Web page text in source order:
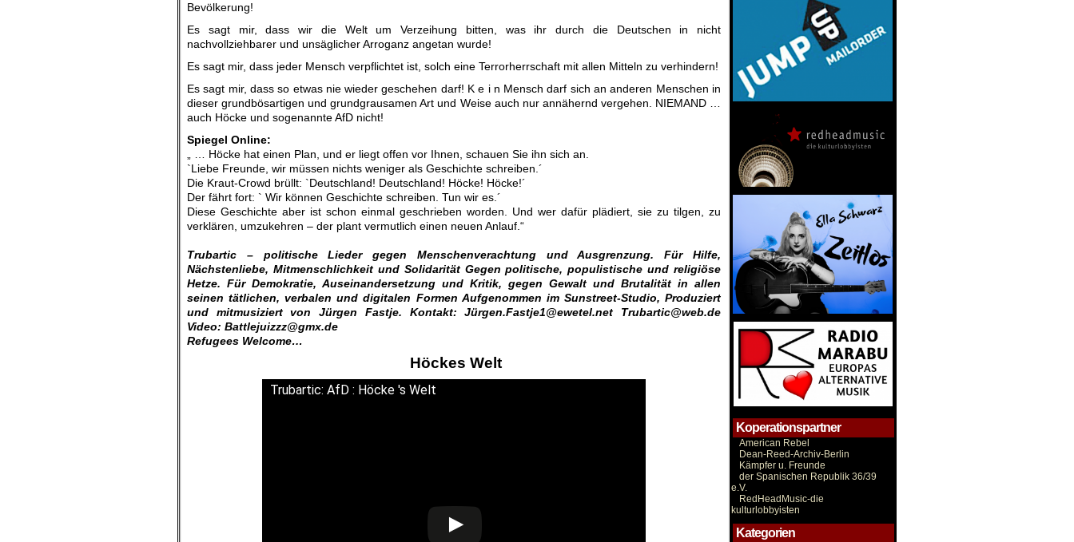
Bevölkerung!
Es sagt mir, dass wir die Welt um Verzeihung bitten, was ihr durch die Deutschen in nicht
nachvollziehbarer und unsäglicher Arroganz angetan wurde!
Es sagt mir, dass jeder Mensch verpflichtet ist, solch eine Terrorherrschaft mit allen Mitteln zu verhindern!
Es sagt mir, dass so etwas nie wieder geschehen darf! K e i n Mensch darf sich an anderen Menschen in
dieser grundbösartigen und grundgrausamen Art und Weise auch nur annähernd vergehen. NIEMAND …
auch Höcke und sogenannte AfD nicht!
Spiegel Online:
„ … Höcke hat einen Plan, und er liegt offen vor Ihnen, schauen Sie ihn sich an.
`Liebe Freunde, wir müssen nichts weniger als Geschichte schreiben.´
Die Kraut-Crowd brüllt: `Deutschland! Deutschland! Höcke! Höcke!´
Der fährt fort: ` Wir können Geschichte schreiben. Tun wir es.´
Diese Geschichte aber ist schon einmal geschrieben worden. Und wer dafür plädiert, sie zu tilgen, zu
verklären, umzukehren – der plant vermutlich einen neuen Anlauf.“
Trubartic – politische Lieder gegen Menschenverachtung und Ausgrenzung. Für Hilfe,
Nächstenliebe, Mitmenschlichkeit und Solidarität Gegen politische, populistische und religiöse
Hetze. Für Demokratie, Auseinandersetzung und Kritik, gegen Gewalt und Brutalität in allen
seinen tätlichen, verbalen und digitalen Formen Aufgenommen im Sunstreet-Studio, Produziert
und mitmusiziert von Jürgen Fastje. Kontakt: Jürgen.Fastje1@ewetel.net Trubartic@web.de
Video: Battlejuizzz@gmx.de
Refugees Welcome…
Höckes Welt
Trubartic: AfD : Höcke 's Welt
Koperationspartner
American Rebel
Dean-Reed-Archiv-Berlin
Kämpfer u. Freunde
der Spanischen Republik 36/39
e.V.
RedHeadMusic-die
kulturlobbyisten
Kategorien